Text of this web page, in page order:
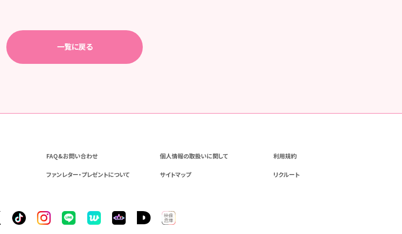
一覧に戻る
FAQ&お問い合わせ 個人情報の取扱いに関して 利用規約
ファンレター・プレゼントについて サイトマップ リクルート